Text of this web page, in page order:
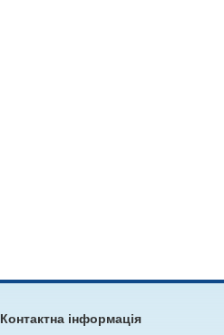
Контактна інформація